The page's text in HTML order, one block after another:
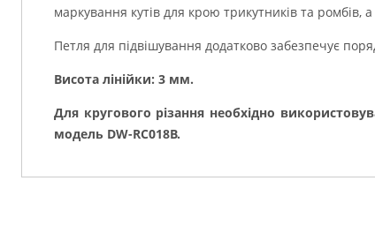
маркування кутів для крою трикутників та ромбів,
Петля для підвішування додатково забезпечує
Висота лінійки: 3 мм.
Для кругового різання необхідно
модель DW-RC018B.